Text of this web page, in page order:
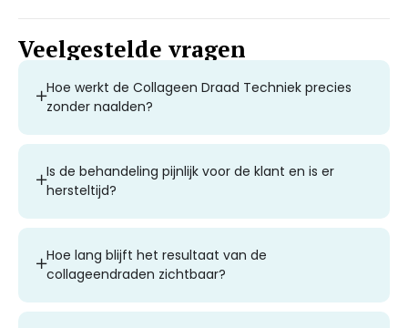
Veelgestelde vragen
Hoe werkt de Collageen Draad Techniek precies
zonder naalden?
Is de behandeling pijnlijk voor de klant en is er
hersteltijd?
Hoe lang blijft het resultaat van de
collageendraden zichtbaar?